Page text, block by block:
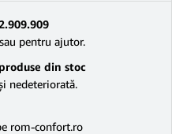
pentru ajutor.
din stoc
nedeteriorată.
rom-confort.ro